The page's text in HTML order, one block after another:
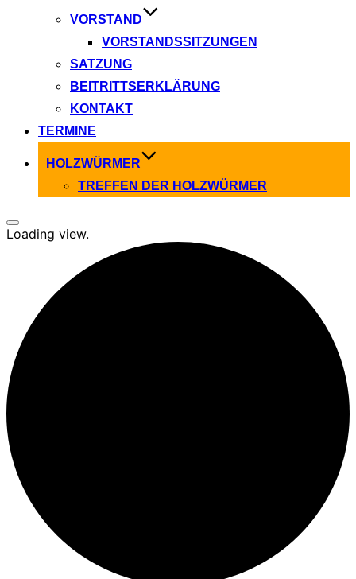
VORSTAND
VORSTANDSSITZUNGEN
SATZUNG
BEITRITTSERKLÄRUNG
KONTAKT
TERMINE
HOLZWÜRMER
TREFFEN DER HOLZWÜRMER
Seitenleiste
&
Loading view.